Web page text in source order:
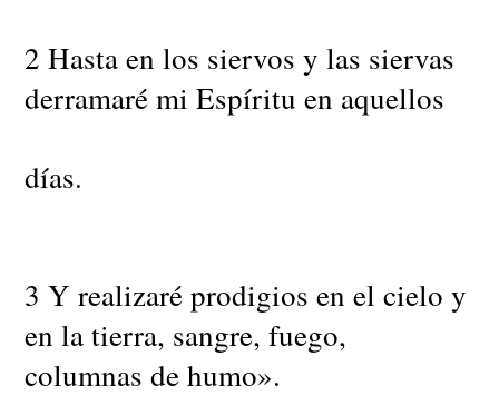
2 Hasta en los siervos y las siervas
derramaré mi Espíritu en aquellos
días.
3 Y realizaré prodigios en el cielo y
en la tierra, sangre, fuego,
columnas de humo».